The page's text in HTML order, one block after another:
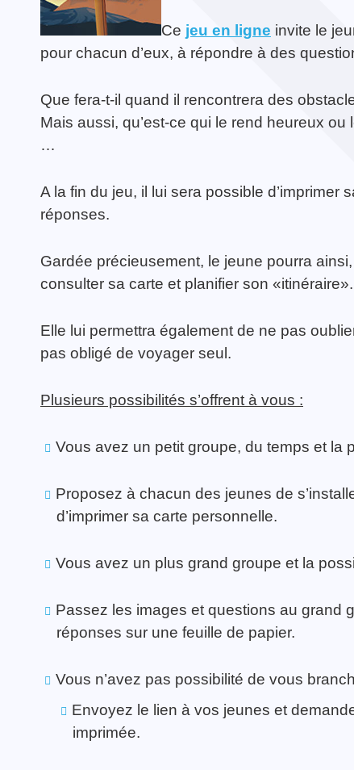
Guerrier·e de la Paix TOUTES LES ACTUALITÉS
TOUTES LES ACTIVITÉS
Ce jeu en ligne invite le
pour chacun d’eux, à répondre à des
Que fera-t-il quand il rencontrera des
Mais aussi, qu’est-ce qui le rend heureux
…
A la fin du jeu, il lui sera possible d’imprimer
réponses.
Gardée précieusement, le jeune pourra
consulter sa carte et planifier son «itinéraire».
Elle lui permettra également de ne pas
pas obligé de voyager seul.
Plusieurs possibilités s’offrent à vous :
Vous avez un petit groupe, du temps et la
Proposez à chacun des jeunes de
d’imprimer sa carte personnelle.
Vous avez un plus grand groupe et la
Passez les images et questions au grand
réponses sur une feuille de papier.
Vous n’avez pas possibilité de vous
Envoyez le lien à vos jeunes et
imprimée.